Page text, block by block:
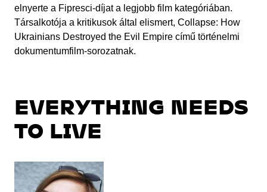
elnyerte a Fipresci-díjat a legjobb film kategóriában.
Társalkotója a kritikusok által elismert, Collapse: How
Ukrainians Destroyed the Evil Empire című történelmi
dokumentumfilm-sorozatnak.
EVERYTHING NEEDS
TO LIVE